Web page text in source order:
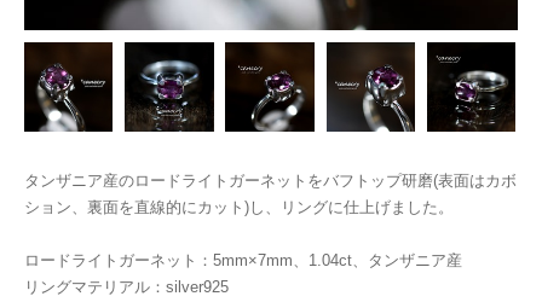
タンザニア産のロードライトガーネットをバフトップ研磨(表面はカボ
ション、裏面を直線的にカット)し、リングに仕上げました。
ロードライトガーネット：5mm×7mm、1.04ct、タンザニア産
リングマテリアル：silver925